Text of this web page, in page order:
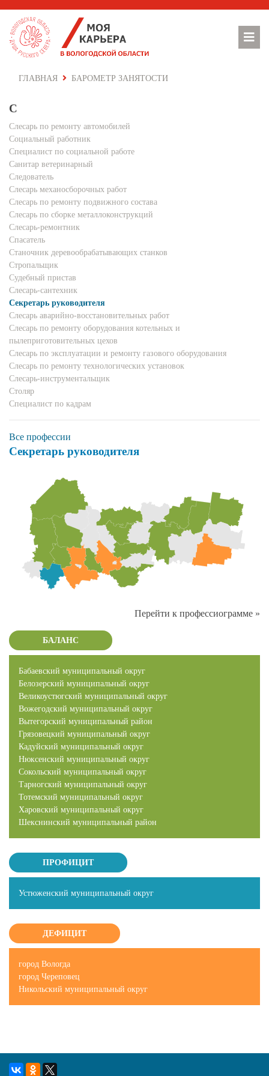
ГЛАВНАЯ БАРОМЕТР ЗАНЯТОСТИ
С
Слесарь по ремонту автомобилей
Социальный работник
Специалист по социальной работе
Санитар ветеринарный
Следователь
Слесарь механосборочных работ
Слесарь по ремонту подвижного состава
Слесарь по сборке металлоконструкций
Слесарь-ремонтник
Спасатель
Станочник деревообрабатывающих станков
Стропальщик
Судебный пристав
Слесарь-сантехник
Секретарь руководителя
Слесарь аварийно-восстановительных работ
Слесарь по ремонту оборудования котельных и
пылеприготовительных цехов
Слесарь по эксплуатации и ремонту газового оборудования
Слесарь по ремонту технологических установок
Слесарь-инструментальщик
Столяр
Специалист по кадрам
Все профессии
Секретарь руководителя
Перейти к профессиограмме »
БАЛАНС
Бабаевский муниципальный округ
Белозерский муниципальный округ
Великоустюгский муниципальный округ
Вожегодский муниципальный округ
Вытегорский муниципальный район
Грязовецкий муниципальный округ
Кадуйский муниципальный округ
Нюксенский муниципальный округ
Сокольский муниципальный округ
Тарногский муниципальный округ
Тотемский муниципальный округ
Харовский муниципальный округ
Шекснинский муниципальный район
ПРОФИЦИТ
Устюженский муниципальный округ
ДЕФИЦИТ
город Вологда
город Череповец
Никольский муниципальный округ